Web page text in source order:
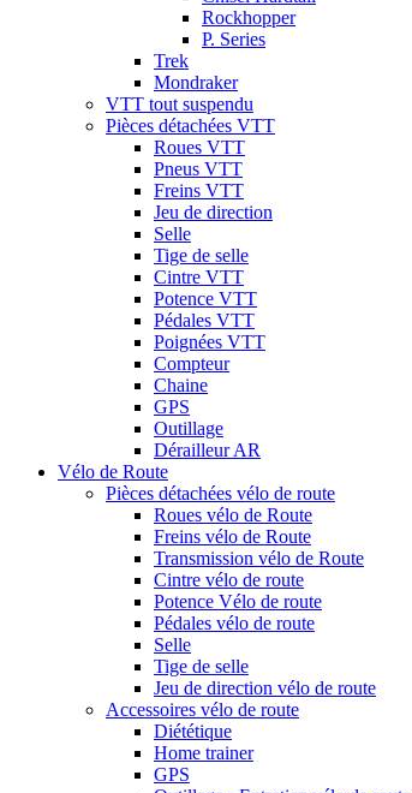
Rockhopper
P. Series
Trek
Mondraker
VTT tout suspendu
Pièces détachées VTT
Roues VTT
Pneus VTT
Freins VTT
Jeu de direction
Selle
Tige de selle
Cintre VTT
Potence VTT
Pédales VTT
Poignées VTT
Compteur
Chaine
GPS
Outillage
Dérailleur AR
Vélo de Route
Pièces détachées vélo de route
Roues vélo de Route
Freins vélo de Route
Transmission vélo de Route
Cintre vélo de route
Potence Vélo de route
Pédales vélo de route
Selle
Tige de selle
Jeu de direction vélo de route
Accessoires vélo de route
Diététique
Home trainer
GPS